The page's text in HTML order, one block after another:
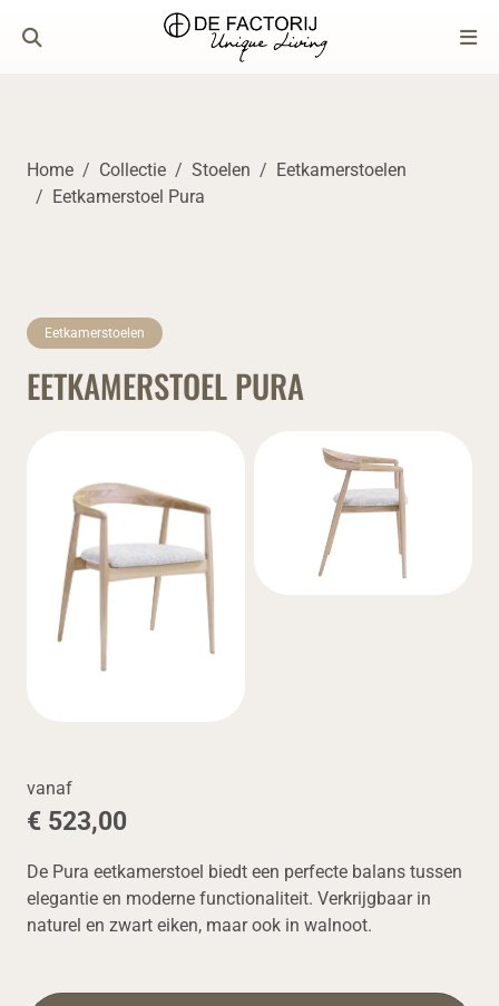
Home Collectie Stoelen
Eetkamerstoelen
Eetkamerstoel Pura
Eetkamerstoelen
EETKAMERSTOEL PURA
vanaf
€ 523,00
De Pura eetkamerstoel biedt een perfecte balans tussen
elegantie en moderne functionaliteit. Verkrijgbaar in
naturel en zwart eiken, maar ook in walnoot.